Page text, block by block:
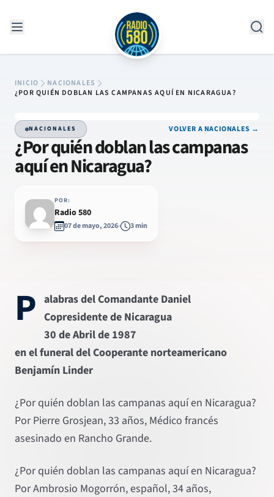
INICIO
NACIONALES
¿POR QUIÉN DOBLAN LAS CAMPANAS AQUÍ EN NICARAGUA?
NACIONALES VOLVER A NACIONALES →
¿Por quién doblan las campanas
aquí en Nicaragua?
POR:
Radio 580
07 de mayo, 2026 3 min
P alabras del Comandante Daniel
Copresidente de Nicaragua
30 de Abril de 1987
en el funeral del Cooperante norteamericano
Benjamín Linder
¿Por quién doblan las campanas aquí en Nicaragua?
Por Pierre Grosjean, 33 años, Médico francés
asesinado en Rancho Grande.
¿Por quién doblan las campanas aquí en Nicaragua?
Por Ambrosio Mogorrón, español, 34 años,